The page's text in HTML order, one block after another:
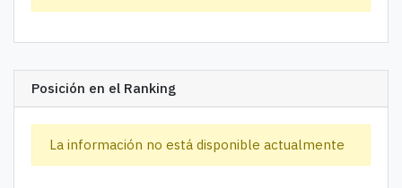
Posición en el Ranking
La información no está disponible actualmente